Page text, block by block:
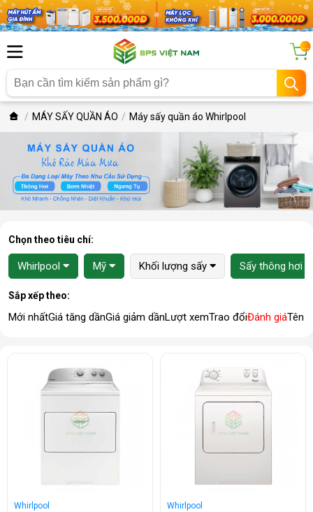
...
MÁY SẤY QUẦN ÁO Máy sấy quần áo Whirlpool
Chọn theo tiêu chí:
Whirlpool Mỹ Khối lượng sấy Sấy thông hơi
Sắp xếp theo:
Mới nhấtGiá tăng dầnGiá giảm dầnLượt xemTrao đổiĐánh giáTên
Whirlpool
Whirlpool